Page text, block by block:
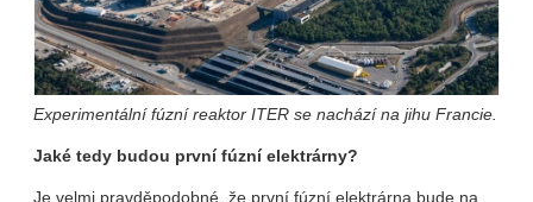
Experimentální fúzní reaktor ITER se nachází na jihu Francie.
Jaké tedy budou první fúzní elektrárny?
Je velmi pravděpodobné, že první fúzní elektrárna bude na